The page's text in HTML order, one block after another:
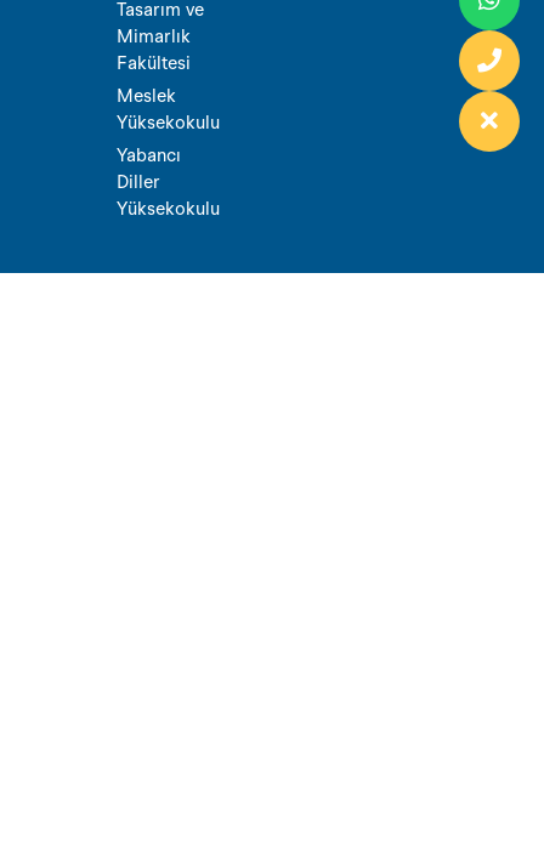
Tasarım ve
Mimarlık
Fakültesi
Meslek
Yüksekokulu
Yabancı
Diller
Yüksekokulu